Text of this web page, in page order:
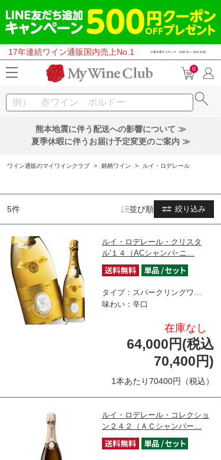
17年連続ワイン通販国内売上No.1
0
熊本地震に伴う配送への影響について ≫
夏季休暇に伴うお届け予定変更のご案内 ≫
ワイン通販のマイワインクラブ > 銘柄ワイン > ルイ・ロデレール
5件 絞り込み
並び順
ルイ・ロデレール・クリスタ
ル'１４（ACシャンパｰニ…
タイプ：スパークリングワ…
味わい：辛口
在庫なし
64,000円(税込
70,400円)
1本あたり70400円（税込）
ルイ・ロデレール・コレクショ
ン２４２（ＡＣシャンパー…